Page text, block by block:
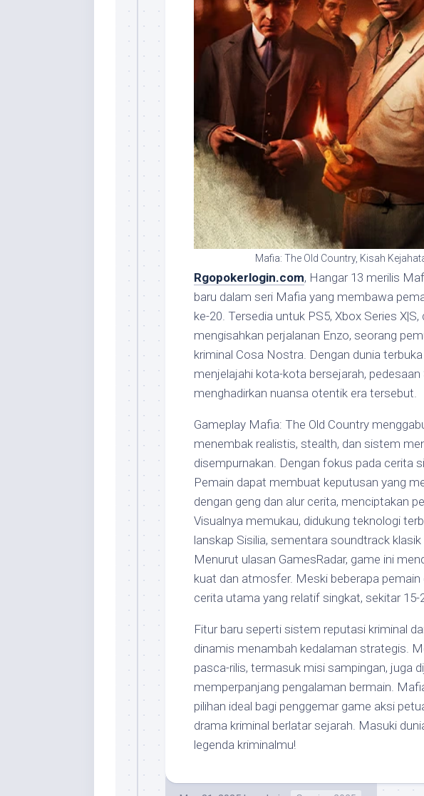
Mafia: The Old Country, Kisah
Rgopokerlogin.com, Hangar 13 merilis
baru dalam seri Mafia yang membawa
ke-20. Tersedia untuk PS5, Xbox Series X|S,
mengisahkan perjalanan Enzo, seorang
kriminal Cosa Nostra. Dengan dunia
menjelajahi kota-kota bersejarah, pedesaan
menghadirkan nuansa otentik era tersebut.
Gameplay Mafia: The Old Country
menembak realistis, stealth, dan sistem
disempurnakan. Dengan fokus pada cerita
Pemain dapat membuat keputusan yang
dengan geng dan alur cerita, menciptakan
Visualnya memukau, didukung teknologi
lanskap Sisilia, sementara soundtrack
Menurut ulasan GamesRadar, game ini
kuat dan atmosfer. Meski beberapa
cerita utama yang relatif singkat, sekitar 15-
Fitur baru seperti sistem reputasi kriminal
dinamis menambah kedalaman strategis.
pasca-rilis, termasuk misi sampingan, juga
memperpanjang pengalaman bermain.
pilihan ideal bagi penggemar game aksi
drama kriminal berlatar sejarah. Masuki
legenda kriminalmu!